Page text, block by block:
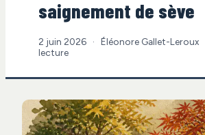
Gastronomie
saignement de sève
2 juin 2026 · Éléonore Gallet-Leroux
lecture